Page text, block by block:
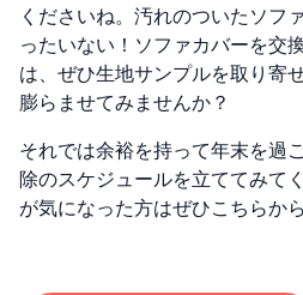
くださいね。汚れのついたソフ
ったいない！ソファカバーを交
は、ぜひ生地サンプルを取り寄
膨らませてみませんか？
それでは余裕を持って年末を過
除のスケジュールを立ててみて
が気になった方はぜひこちらか